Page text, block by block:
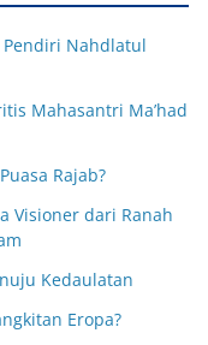
Pendiri Nahdlatul
Mahasantri Ma’had
Rajab?
Visioner dari Ranah
Kedaulatan
Eropa?